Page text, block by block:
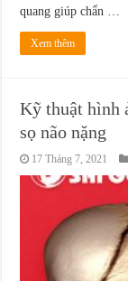
quang giúp chẩn …
Xem thêm
Kỹ thuật hình
sọ não nặng
17 Tháng 7, 2021